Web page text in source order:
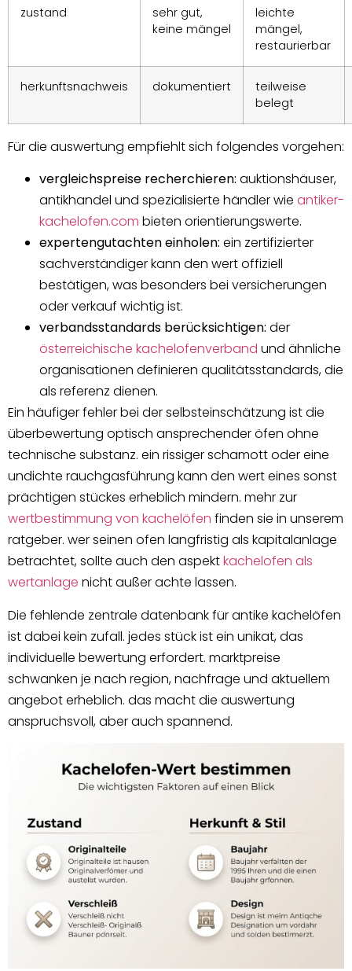
zustand
sehr gut,
keine mängel
leichte
mängel,
restaurierbar
herkunftsnachweis dokumentiert
teilweise
belegt
Für die auswertung empfiehlt sich folgendes vorgehen:
vergleichspreise recherchieren: auktionshäuser,
antikhandel und spezialisierte händler wie antiker-
kachelofen.com bieten orientierungswerte.
expertengutachten einholen: ein zertifizierter
sachverständiger kann den wert offiziell
bestätigen, was besonders bei versicherungen
oder verkauf wichtig ist.
verbandsstandards berücksichtigen: der
österreichische kachelofenverband und ähnliche
organisationen definieren qualitätsstandards, die
als referenz dienen.
Ein häufiger fehler bei der selbsteinschätzung ist die
überbewertung optisch ansprechender öfen ohne
technische substanz. ein rissiger schamott oder eine
undichte rauchgasführung kann den wert eines sonst
prächtigen stückes erheblich mindern. mehr zur
wertbestimmung von kachelöfen finden sie in unserem
ratgeber. wer seinen ofen langfristig als kapitalanlage
betrachtet, sollte auch den aspektkachelofen als
wertanlage nicht außer achte lassen.
Die fehlende zentrale datenbank für antike kachelöfen
ist dabei kein zufall. jedes stück ist ein unikat, das
individuelle bewertung erfordert. marktpreise
schwanken je nach region, nachfrage und aktuellem
angebot erheblich. das macht die auswertung
anspruchsvoll, aber auch spannend.